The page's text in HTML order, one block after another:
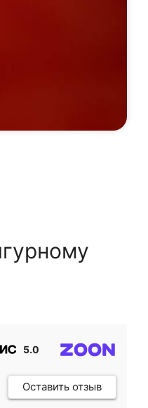
5.0
Оставить отзыв